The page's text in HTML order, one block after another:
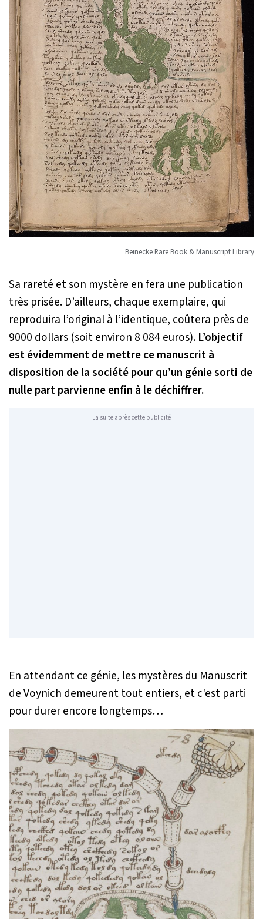
Beinecke Rare Book & Manuscript Library
Sa rareté et son mystère en fera une publication
très prisée. D’ailleurs, chaque exemplaire, qui
reproduira l’original à l’identique, coûtera près de
9000 dollars (soit environ 8 084 euros). L’objectif
est évidemment de mettre ce manuscrit à
disposition de la société pour qu’un génie sorti de
nulle part parvienne enfin à le déchiffrer.
La suite après cette publicité
En attendant ce génie, les mystères du Manuscrit
de Voynich demeurent tout entiers, et c'est parti
pour durer encore longtemps…